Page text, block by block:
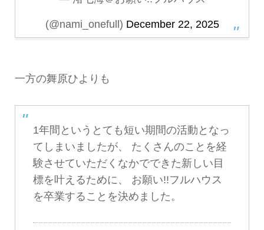
(@nami_onefull) December 22, 2025
一方の舞原ひよりも
1年間というとても短い期間の活動となっ
てしまいましたが、 たくさんのことを経
験させていただくなかでできた新しい目
標を叶えるために、 お願い!!フルハウス
を卒業することを決めました。